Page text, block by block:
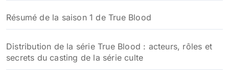
Résumé de la saison 1 de True Blood
Distribution de la série True Blood : acteurs, rôles et
secrets du casting de la série culte